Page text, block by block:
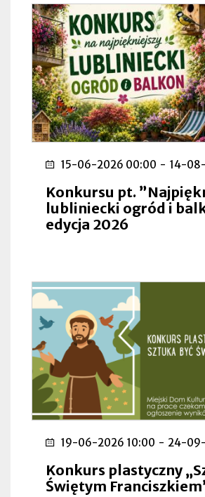
15-06-2026 00:00 - 14-
Konkursu pt.
lubliniecki ogród i
edycja 2026
19-06-2026 10:00 - 24-
Konkurs plastyczny
Świętym